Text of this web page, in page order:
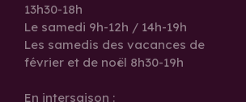
13h30-18h
Le samedi 9h-12h / 14h-19h
Les samedis des vacances de
février et de noël 8h30-19h
En intersaison :